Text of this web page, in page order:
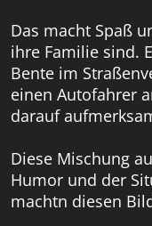
Das macht Spaß
ihre Familie sind.
Bente im
einen Autofahrer
darauf
Diese Mischung
Humor und der
machtn diesen